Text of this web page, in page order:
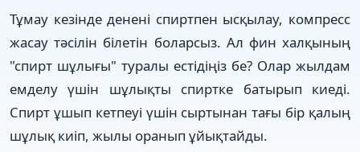
Тұмау кезінде денені спиртпен ысқылау, компресс
жасау тәсілін білетін боларсыз. Ал фин халқының
"спирт шұлығы" туралы естідіңіз бе? Олар жылдам
емделу үшін шұлықты спиртке батырып киеді.
Спирт ұшып кетпеуі үшін сыртынан тағы бір қалың
шұлық киіп, жылы оранып ұйықтайды.